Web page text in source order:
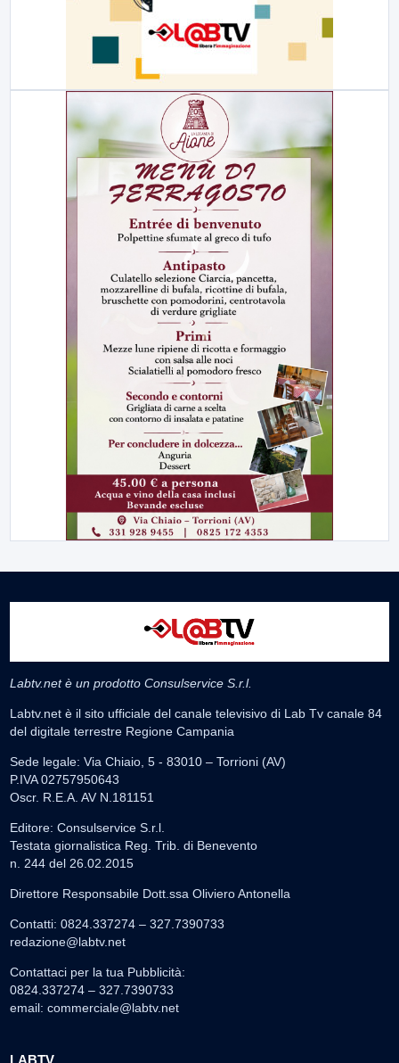
Labtv.net è un prodotto Consulservice S.r.l.
Labtv.net è il sito ufficiale del canale televisivo di Lab Tv canale 84
del digitale terrestre Regione Campania
Sede legale: Via Chiaio, 5 - 83010 – Torrioni (AV)
P.IVA 02757950643
Oscr. R.E.A. AV N.181151
Editore: Consulservice S.r.l.
Testata giornalistica Reg. Trib. di Benevento
n. 244 del 26.02.2015
Direttore Responsabile Dott.ssa Oliviero Antonella
Contatti: 0824.337274 – 327.7390733
redazione@labtv.net
Contattaci per la tua Pubblicità:
0824.337274 – 327.7390733
email: commerciale@labtv.net